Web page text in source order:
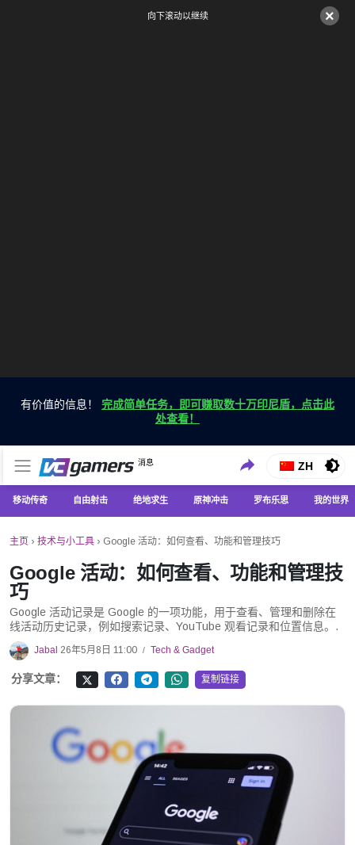
×
向下滚动以继续
有价值的信息！ 完成简单任务，即可赚取数十万印尼盾，点击此
处查看！
VC游戏新闻
消息
仅在 VCGamers 获取最新的游戏新闻
ZH
移动传奇 自由射击 绝地求生 原神冲击 罗布乐思 我的世界
主页 › 技术与小工具 › Google 活动：如何查看、功能和管理技巧
Google 活动：如何查看、功能和管理技
巧
Google 活动记录是 Google 的一项功能，用于查看、管理和删除在
线活动历史记录，例如搜索记录、YouTube 观看记录和位置信息。.
Jabal 26年5月8日 11:00 / Tech & Gadget
分享文章： 复制链接